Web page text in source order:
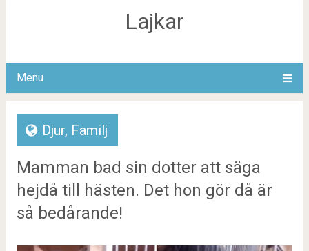
Lajkar
Menu
Djur, Familj
Mamman bad sin dotter att säga
hejdå till hästen. Det hon gör då är
så bedårande!